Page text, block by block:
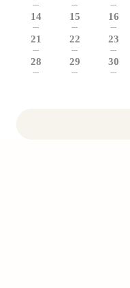
--- --- ---
14
---
15
---
16
---
21
---
22
---
23
---
28
---
29
---
30
---